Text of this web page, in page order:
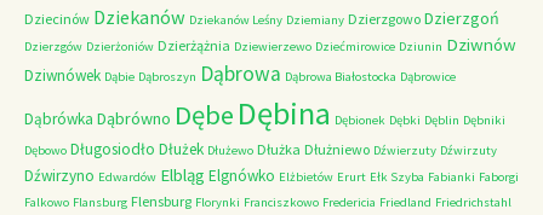
Dziecinów Dziekanów Dziekanów Leśny Dziemiany Dzierzgowo Dzierzgoń
Dzierzgów Dzierżoniów Dzierżążnia Dziewierzewo Dziećmirowice Dziunin Dziwnów
Dziwnówek Dąbie Dąbroszyn Dąbrowa Dąbrowa Białostocka Dąbrowice
Dąbrówka Dąbrówno Dębe Dębina Dębionek Dębki Dęblin Dębniki
Dębowo Długosiodło Dłużek Dłużewo Dłużka Dłużniewo Dźwierzuty Dźwirzuty
Dźwirzyno Edwardów Elbląg Elgnówko Elżbietów Erurt Ełk Szyba Fabianki Faborgi
Falkowo Flansburg Flensburg Florynki Franciszkowo Fredericia Friedland Friedrichstahl